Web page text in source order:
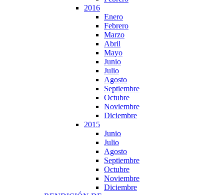
2016
Enero
Febrero
Marzo
Abril
Mayo
Junio
Julio
Agosto
Septiembre
Octubre
Noviembre
Diciembre
2015
Junio
Julio
Agosto
Septiembre
Octubre
Noviembre
Diciembre